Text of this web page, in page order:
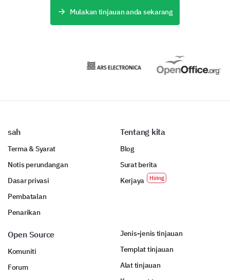
Mulakan tinjauan anda sekarang
sah
Terma & Syarat
Notis perundangan
Dasar privasi
Pembatalan
Penarikan
Tentang kita
Blog
Surat berita
Kerjaya
Open Source
Komuniti
Forum
Jenis-jenis tinjauan
Templat tinjauan
Alat tinjauan